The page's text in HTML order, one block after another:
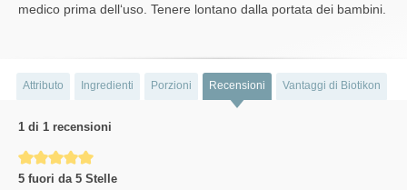
medico prima dell‘uso. Tenere lontano dalla portata dei bambini.
Attributo Ingredienti Porzioni Recensioni Vantaggi di Biotikon
1 di 1 recensioni
Average rating of 5 out of 5 stars
5 fuori da 5 Stelle